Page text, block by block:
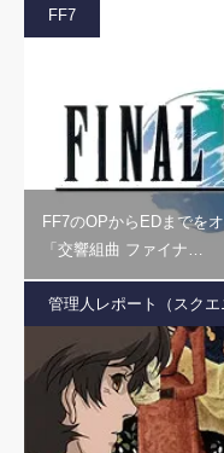
FF7
FF7のOPからEDまでを
「交響組曲 ファイナ…
管理人レポート（スクエ